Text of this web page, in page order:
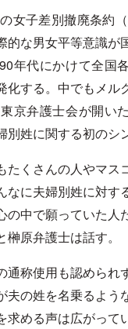
女子差別撤廃条約
的な男女平等意識が
年代にかけて全国
化する。中でもメル
京弁護士会が開い
別姓に関する初のシ
たくさんの人やマス
なに夫婦別姓に対す
の中で願っていた人
原弁護士は話す。
通称使用も認められ
の姓を名乗るよう
める声は広がって